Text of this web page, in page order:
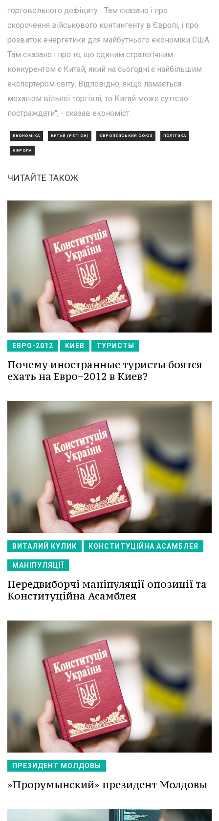
торговельного дефіциту... Там сказано і про
скорочення військового контингенту в Європі, і про
розвиток енергетики для майбутнього економіки США.
Там сказано і про те, що єдиним стратегічним
конкурентом є Китай, який на сьогодні є найбільшим
експортером світу. Відповідно, якщо ламається
механізм вільної торгівлі, то Китай може суттєво
постраждати", - сказав економіст.
ЕКОНОМІКА КИТАЙ (РЕГІОН) ЄВРОПЕЙСЬКИЙ СОЮЗ ПОЛІТИКА
ЄВРОПА
ЧИТАЙТЕ ТАКОЖ
ЕВРО-2012 КИЕВ ТУРИСТЫ
Почему иностранные туристы боятся
ехать на Евро−2012 в Киев?
ВИТАЛИЙ КУЛИК КОНСТИТУЦІЙНА АСАМБЛЕЯ
МАНІПУЛЯЦІЇ
Передвиборчі маніпуляції опозиції та
Конституційна Асамблея
ПРЕЗИДЕНТ МОЛДОВЫ
»Прорумынский» президент Молдовы